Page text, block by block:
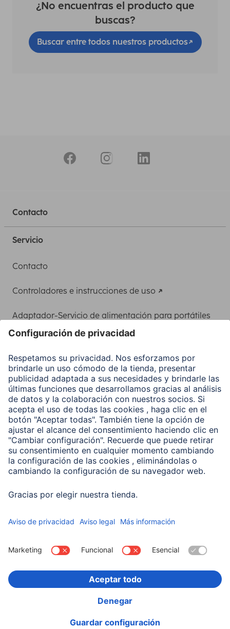
¿No encuentras el producto que
buscas?
Buscar entre todos nuestros productos
Contacto
Servicio
Contacto
Controladores e instrucciones de uso
Adaptador-Servicio de alimentación para portátiles
Clientes online
Conviértete en distribuidor
Compañía
Historia de la empresa
Hama en todo el Mundo
Sostenibilidad
Business-Portal
Escoger Pais
Declaración de accesibilidad